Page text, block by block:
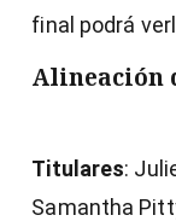
final podrá
Alineación
Titulares:
Samantha